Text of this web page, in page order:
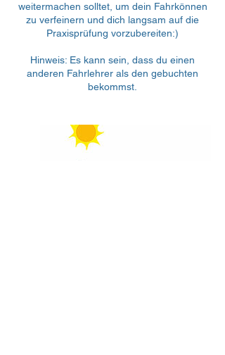
weitermachen solltet, um dein Fahrkönnen
zu verfeinern und dich langsam auf die
Praxisprüfung vorzubereiten:)
Hinweis: Es kann sein, dass du einen
anderen Fahrlehrer als den gebuchten
bekommst.